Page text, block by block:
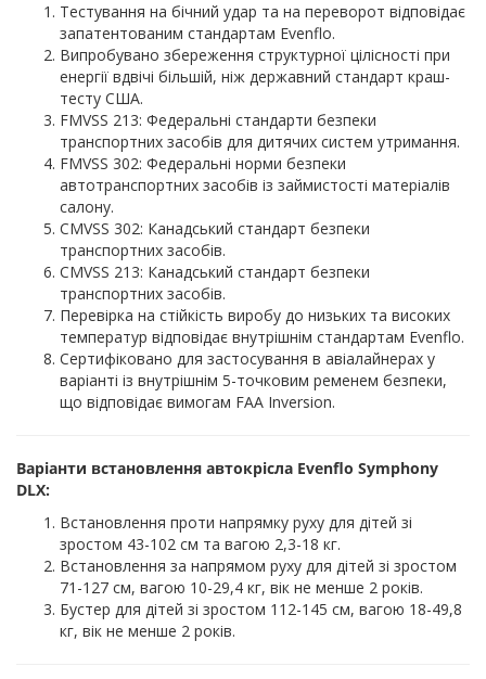
Тестування на бічний удар та на переворот відповідає
запатентованим стандартам Evenflo.
Випробувано збереження структурної цілісності при
енергії вдвічі більшій, ніж державний стандарт краш-
тесту США.
FMVSS 213: Федеральні стандарти безпеки
транспортних засобів для дитячих систем утримання.
FMVSS 302: Федеральні норми безпеки
автотранспортних засобів із займистості матеріалів
салону.
CMVSS 302: Канадський стандарт безпеки
транспортних засобів.
CMVSS 213: Канадський стандарт безпеки
транспортних засобів.
Перевірка на стійкість виробу до низьких та високих
температур відповідає внутрішнім стандартам Evenflo.
Сертифіковано для застосування в авіалайнерах у
варіанті із внутрішнім 5-точковим ременем безпеки,
що відповідає вимогам FAA Inversion.
Варіанти встановлення автокрісла Evenflo Symphony
DLX:
Встановлення проти напрямку руху для дітей зі
зростом 43-102 см та вагою 2,3-18 кг.
Встановлення за напрямом руху для дітей зі зростом
71-127 см, вагою 10-29,4 кг, вік не менше 2 років.
Бустер для дітей зі зростом 112-145 см, вагою 18-49,8
кг, вік не менше 2 років.